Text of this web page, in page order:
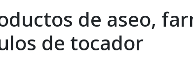
de aseo,
de tocador